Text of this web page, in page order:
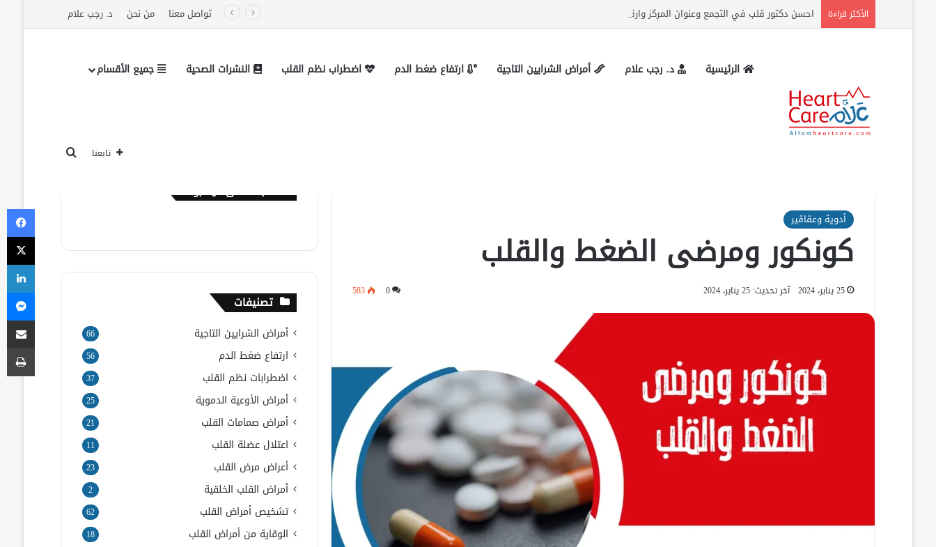
الأكثر قراءة احسن دكتور قلب في التجمع وعنوان المركز وارقام التواصل تواصل معنا من نحن د. رجب علام
الرئيسية د. رجب علام أمراض الشرايين التاجية ارتفاع ضغط الدم اضطراب نظم القلب النشرات الصحية جميع الأقسام
تابعنا
أدوية وعقاقير
كونكور ومرضى الضغط والقلب
25 يناير، 2024 آخر تحديث: 25 يناير، 2024 0
583
تابعنا على فيسبوك
تصنيفات
أمراض الشرايين التاجية 66
ارتفاع ضغط الدم 56
اضطرابات نظم القلب 37
أمراض الأوعية الدموية 25
أمراض صمامات القلب 21
اعتلال عضلة القلب 11
أعراض مرض القلب 23
أمراض القلب الخلقية 2
تشخيص أمراض القلب 62
الوقاية من أمراض القلب 18